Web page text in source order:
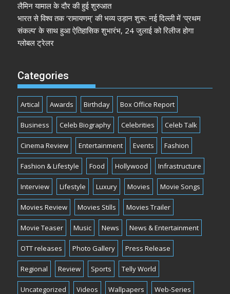
लैमिन यामाल के दौर की हुई शुरुआत
भारत से विश्व तक ‘रामायणम्’ की भव्य उड़ान शुरू: नई दिल्ली में ‘प्रथम
संकल्प’ के साथ हुआ ऐतिहासिक शुभारंभ, 24 जुलाई को रिलीज होगा
ग्लोबल ट्रेलर
Categories
Artical Awards Birthday Box Office Report
Business Celeb Biography Celebrities Celeb Talk
Cinema Review Entertainment Events Fashion
Fashion & Lifestyle Food Hollywood Infrastructure
Interview Lifestyle Luxury Movies Movie Songs
Movies Review Movies Stills Movies Trailer
Movie Teaser Music News News & Entertainment
OTT releases Photo Gallery Press Release
Regional Review Sports Telly World
Uncategorized Videos Wallpapers Web-Series